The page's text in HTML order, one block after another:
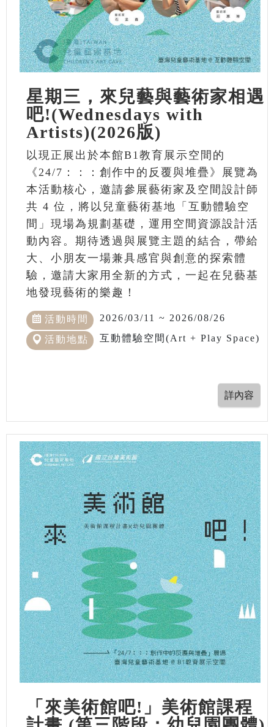
星期三，來兒藝與藝術家相遇
吧!(Wednesdays with
Artists)(2026版)
以現正展出於本館B1教育展示空間的
《24/7：：：創作中的反覆與堆疊》展覽為
本活動核心，邀請參展藝術家及空間設計師
共 4 位，將以兒童藝術基地「互動體驗空
間」現場為規劃基礎，運用空間資源設計活
動內容。期待透過與展覽主題的結合，帶給
大、小朋友一場兼具感官與創意的探索體
驗，邀請大家用全新的方式，一起在兒藝基
地發現藝術的樂趣！
活動時間 2026/03/11 ~ 2026/08/26
活動地點 互動體驗空間(Art + Play Space)
「來美術館吧!」美術館課程